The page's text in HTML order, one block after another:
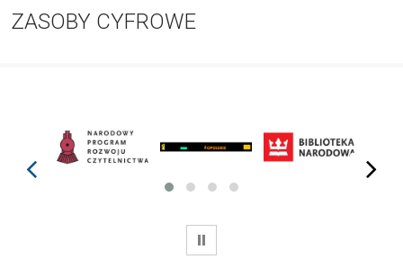
ZASOBY CYFROWE
prev next
WSTRZYMAJ